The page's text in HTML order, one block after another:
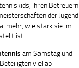
ihren Betreuern
der Jugend
mehr, wie stark sie im
ist.
am Samstag und
viel ab –